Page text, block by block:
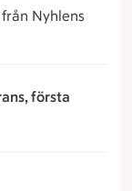
Nyhlens
första